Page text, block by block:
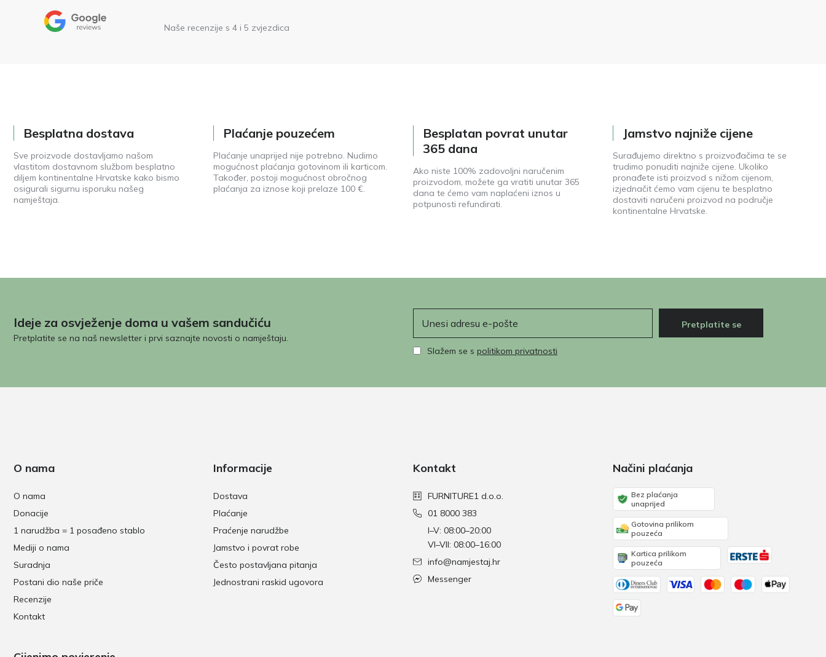
Naše recenzije s 4 i 5 zvjezdica
Besplatna dostava
Sve proizvode dostavljamo našom
vlastitom dostavnom službom besplatno
diljem kontinentalne Hrvatske kako bismo
osigurali sigurnu isporuku našeg
namještaja.
Plaćanje pouzećem
Plaćanje unaprijed nije potrebno. Nudimo
mogućnost plaćanja gotovinom ili karticom.
Također, postoji mogućnost obročnog
plaćanja za iznose koji prelaze 100 €.
Besplatan povrat unutar
365 dana
Ako niste 100% zadovoljni naručenim
proizvodom, možete ga vratiti unutar 365
dana te ćemo vam naplaćeni iznos u
potpunosti refundirati.
Jamstvo najniže cijene
Surađujemo direktno s proizvođačima te se
trudimo ponuditi najniže cijene. Ukoliko
pronađete isti proizvod s nižom cijenom,
izjednačit ćemo vam cijenu te besplatno
dostaviti naručeni proizvod na područje
kontinentalne Hrvatske.
Ideje za osvježenje doma u vašem sandučiću
Pretplatite se na naš newsletter i prvi saznajte novosti o namještaju.
Slažem se s politikom privatnosti
Pretplatite se
O nama
O nama
Donacije
1 narudžba = 1 posađeno stablo
Mediji o nama
Suradnja
Postani dio naše priče
Recenzije
Kontakt
Informacije
Dostava
Plaćanje
Praćenje narudžbe
Jamstvo i povrat robe
Često postavljana pitanja
Jednostrani raskid ugovora
Kontakt
FURNITURE1 d.o.o.
01 8000 383
I–V: 08:00–20:00
VI–VII: 08:00–16:00
info@namjestaj.hr
Messenger
Načini plaćanja
Bez plaćanja
unaprijed
Gotovina prilikom
pouzeća
Kartica prilikom
pouzeća